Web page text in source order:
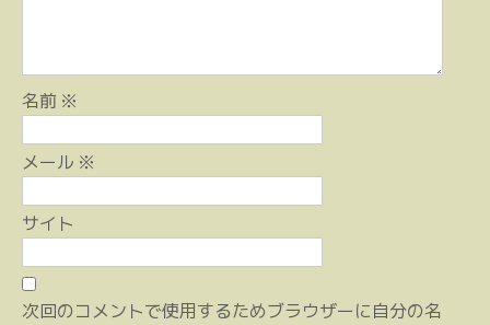
名前 ※
メール ※
サイト
次回のコメントで使用するためブラウザーに自分の名